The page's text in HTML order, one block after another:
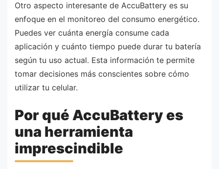
Otro aspecto interesante de AccuBattery es su
enfoque en el monitoreo del consumo energético.
Puedes ver cuánta energía consume cada
aplicación y cuánto tiempo puede durar tu batería
según tu uso actual. Esta información te permite
tomar decisiones más conscientes sobre cómo
utilizar tu celular.
Por qué AccuBattery es
una herramienta
imprescindible